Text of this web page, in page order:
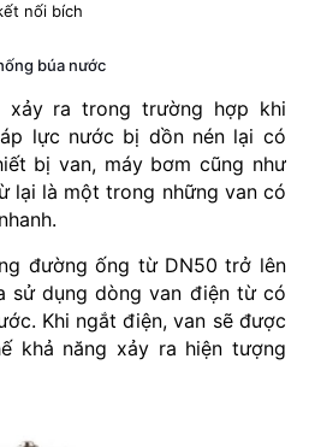
nối bích
búa nước
xảy ra trong trường hợp khi
lực nước bị dồn nén lại có
bị van, máy bơm cũng như
lại là một trong những van có
đường ống từ DN50 trở lên
sử dụng dòng van điện từ có
Khi ngắt điện, van sẽ được
khả năng xảy ra hiện tượng